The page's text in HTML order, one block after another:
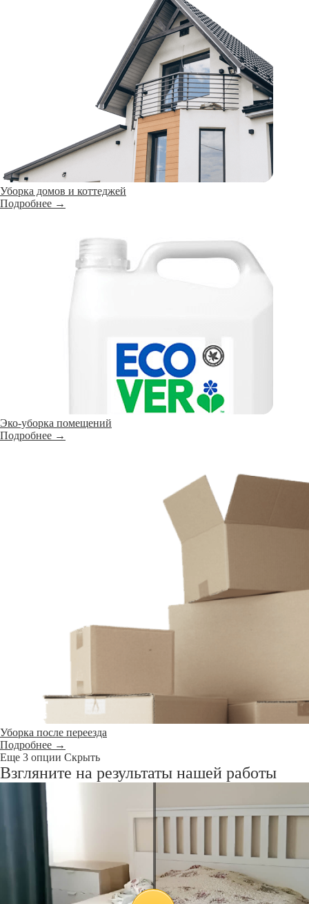
Уборка домов и коттеджей
Подробнее →
Эко-уборка помещений
Подробнее →
Уборка после переезда
Подробнее →
Еще 3 опции Скрыть
Взгляните на результаты нашей работы